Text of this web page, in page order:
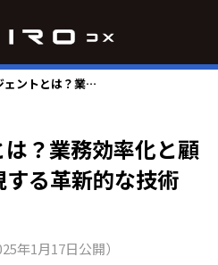
AIエージェントとは？業務効率化と顧客体験向上を実現する革新的な技術
？業務効率化と顧
る革新的な技術
年1月17日公開）